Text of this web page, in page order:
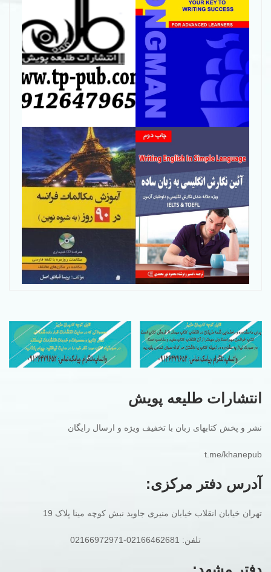
انتشارات طلیعه پویش
نشر و پخش کتابهای زبان با تخفیف ویژه و ارسال رایگان
t.me/khanepub
آدرس دفتر مرکزی:
تهران خیابان انقلاب خیابان منیری جاوید نبش کوچه مینا پلاک 19
تلفن: 02166462681-02166972971